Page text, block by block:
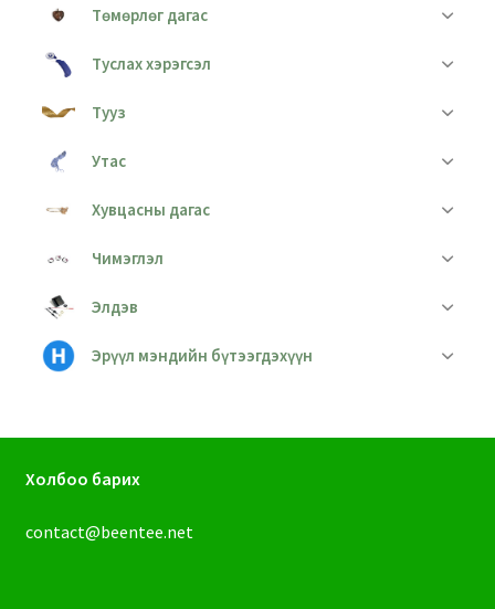
Төмөрлөг дагас
Туслах хэрэгсэл
Тууз
Утас
Хувцасны дагас
Чимэглэл
Элдэв
Эрүүл мэндийн бүтээгдэхүүн
Холбоо барих
contact@beentee.net